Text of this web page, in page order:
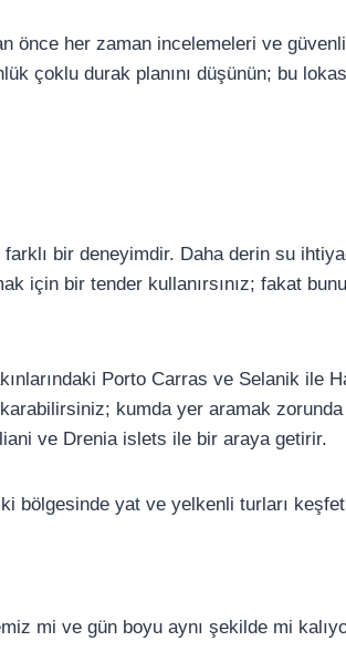
her zaman incelemeleri ve
çoklu durak planını düşünün; bu
bir deneyimdir. Daha derin su
bir tender kullanırsınız; fakat
Porto Carras ve Selanik ile
kumda yer aramak zorunda
ve Drenia islets ile bir araya getirir.
bölgesinde yat ve yelkenli turları
mi ve gün boyu aynı şekilde mi